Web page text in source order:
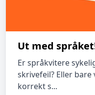
Ut med
Er språkvitere
skrivefeil? Eller
korrekt s...